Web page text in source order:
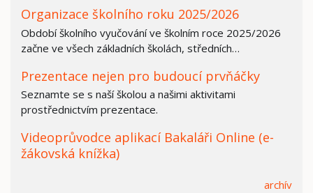
Organizace školního roku 2025/2026
Období školního vyučování ve školním roce 2025/2026
začne ve všech základních školách, středních…
Prezentace nejen pro budoucí prvňáčky
Seznamte se s naší školou a našimi aktivitami
prostřednictvím prezentace.
Videoprůvodce aplikací Bakaláři Online (e-
žákovská knížka)
archív